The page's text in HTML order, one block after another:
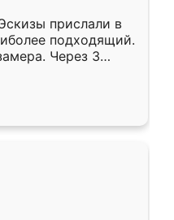
прислали в
подходящий.
Через 3
Остались
Ренессанс
работу!